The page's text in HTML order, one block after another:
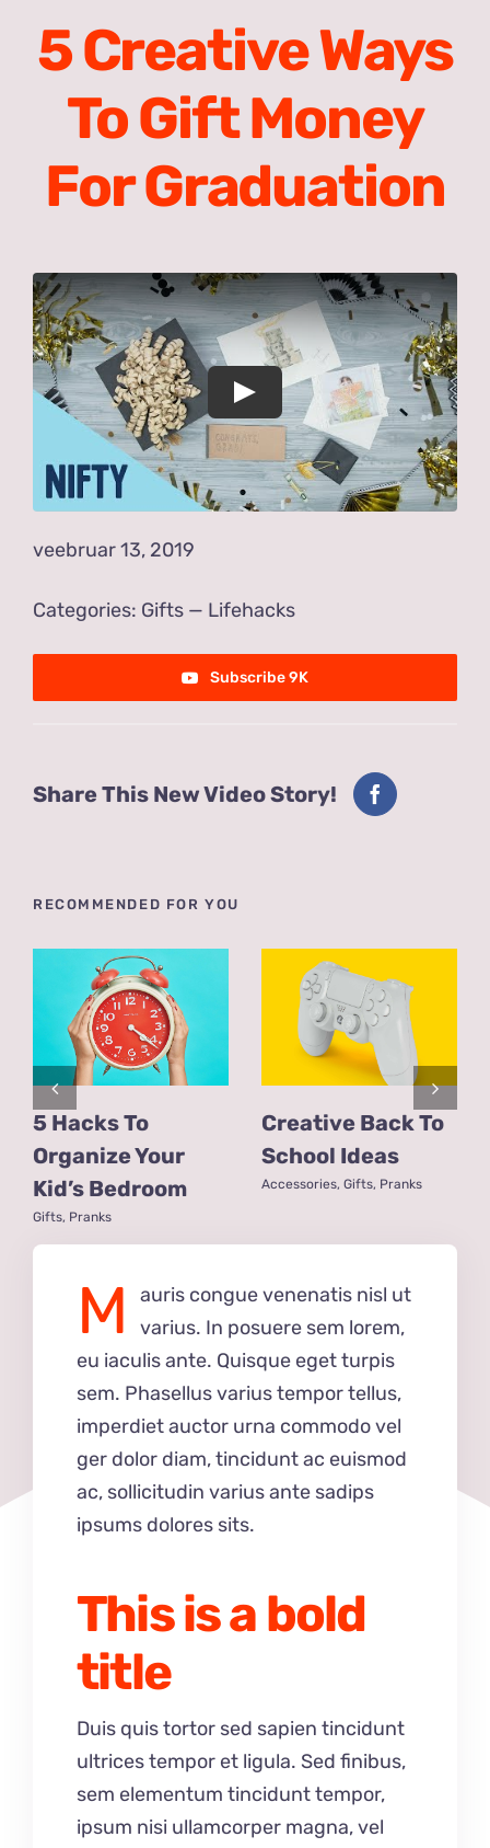
5 Creative Ways
To Gift Money
For Graduation
Play
veebruar 13, 2019
Categories: Gifts— Lifehacks
Subscribe 9K
Share This New Video Story!
RECOMMENDED FOR YOU
5 Hacks To
Organize Your
Kid’s Bedroom
Gifts, Pranks
Creative Back To
School Ideas
Accessories, Gifts, Pranks
M
auris congue venenatis nisl ut
varius. In posuere sem lorem,
eu iaculis ante. Quisque eget turpis
sem. Phasellus varius tempor tellus,
imperdiet auctor urna commodo vel
ger dolor diam, tincidunt ac euismod
ac, sollicitudin varius ante sadips
ipsums dolores sits.
This is a bold
title
Duis quis tortor sed sapien tincidunt
ultrices tempor et ligula. Sed finibus,
sem elementum tincidunt tempor,
ipsum nisi ullamcorper magna, vel